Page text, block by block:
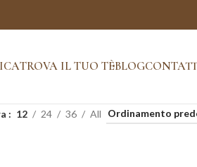
TROVA IL TUO TÈBLOG
12 24 36 All